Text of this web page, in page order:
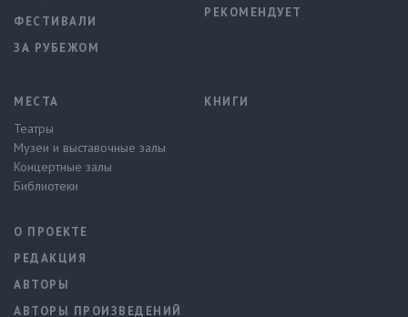
ФЕСТИВАЛИ
ЗА РУБЕЖОМ
РЕКОМЕНДУЕТ
МЕСТА
Театры
Музеи и выставочные залы
Концертные залы
Библиотеки
КНИГИ
О ПРОЕКТЕ
РЕДАКЦИЯ
АВТОРЫ
АВТОРЫ ПРОИЗВЕДЕНИЙ